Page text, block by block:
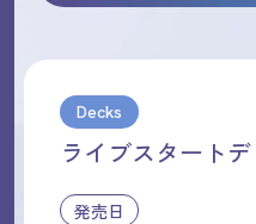
Decks
ライブスタート
発売日